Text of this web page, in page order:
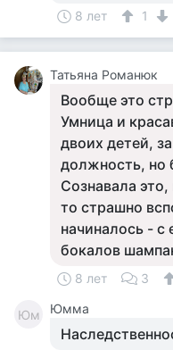
8 лет 1
Татьяна Романюк
Вообще это
Умница и
двоих детей,
должность, но
Сознавала это,
то страшно
начиналось - с
бокалов
8 лет 3
Юм Юмма